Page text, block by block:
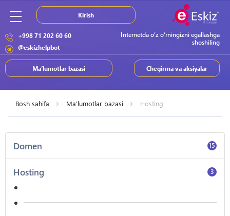
Internetda o‘z o‘rningizni egallashga
shoshiling
+998 71 202 60 60
@eskizhelpbot
Chegirma va aksiyalar
Ma’lumotlar bazasi
Kirish
Bosh sahifa Ma’lumotlar bazasi Hosting
Domen 15
Hosting 3